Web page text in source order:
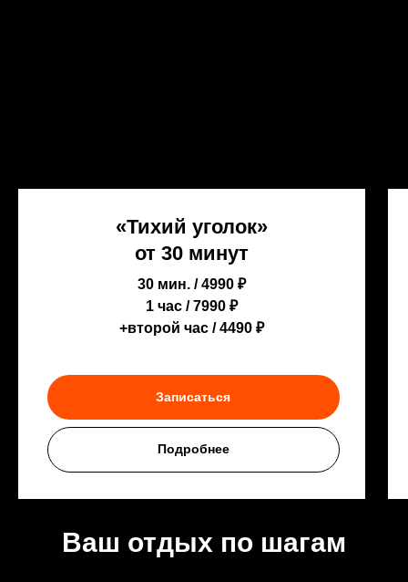
«Тихий уголок»
от 30 минут
30 мин. / 4990 ₽
1 час / 7990 ₽
+второй час / 4490 ₽
Записаться
Подробнее
Ваш отдых по шагам